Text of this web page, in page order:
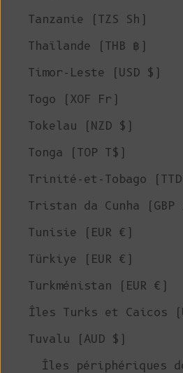
Tanzanie (TZS Sh)
Thaïlande (THB ฿)
Timor-Leste (USD $)
Togo (XOF Fr)
Tokelau (NZD $)
Tonga (TOP T$)
Trinité-et-Tobago
Tristan da Cunha (GBP
Tunisie (EUR €)
Türkiye (EUR €)
Turkménistan (EUR €)
Îles Turks et Caicos
Tuvalu (AUD $)
Îles périphériques